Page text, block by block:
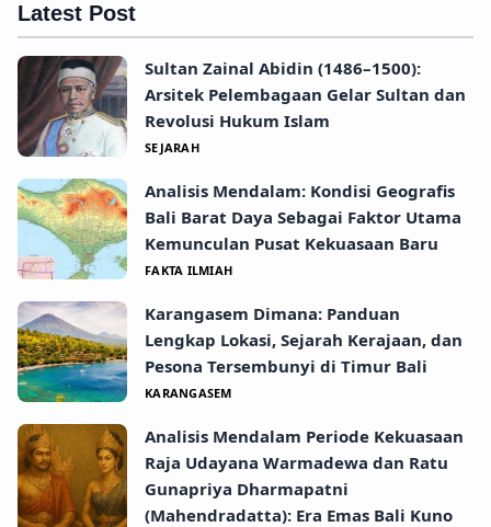
Latest Post
Sultan Zainal Abidin (1486–1500):
Arsitek Pelembagaan Gelar Sultan dan
Revolusi Hukum Islam
SEJARAH
Analisis Mendalam: Kondisi Geografis
Bali Barat Daya Sebagai Faktor Utama
Kemunculan Pusat Kekuasaan Baru
FAKTA ILMIAH
Karangasem Dimana: Panduan
Lengkap Lokasi, Sejarah Kerajaan, dan
Pesona Tersembunyi di Timur Bali
KARANGASEM
Analisis Mendalam Periode Kekuasaan
Raja Udayana Warmadewa dan Ratu
Gunapriya Dharmapatni
(Mahendradatta): Era Emas Bali Kuno